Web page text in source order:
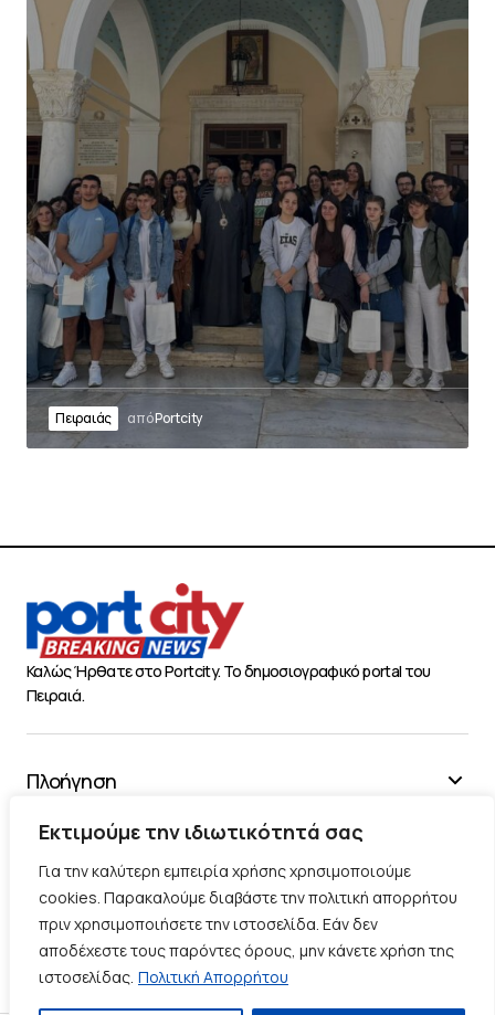
Εκτιμούμε την ιδιωτικότητά σας
Για την καλύτερη εμπειρία χρήσης χρησιμοποιούμε
cookies. Παρακαλούμε διαβάστε την πολιτική απορρήτου
πριν χρησιμοποιήσετε την ιστοσελίδα. Εάν δεν
αποδέχεστε τους παρόντες όρους, μην κάνετε χρήση της
ιστοσελίδας. Πολιτική Απορρήτου
Πειραιάς απόPortcity
Καλώς Ήρθατε στο Portcity. Το δημοσιογραφικό portal του
Πειραιά.
Πλοήγηση
Χρήσιμα
Διάφορα
Ακολουθήστε μας